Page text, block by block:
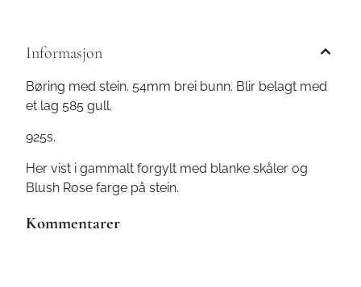
Informasjon
Børing med stein. 54mm brei bunn. Blir belagt med
et lag 585 gull.
925s.
Her vist i gammalt forgylt med blanke skåler og
Blush Rose farge på stein.
Kommentarer